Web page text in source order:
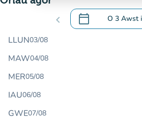
chevron_left calendar_today O 3 Awst i
.Agor y calendr i
LLUN03/08
MAW04/08
MER05/08
IAU06/08
GWE07/08